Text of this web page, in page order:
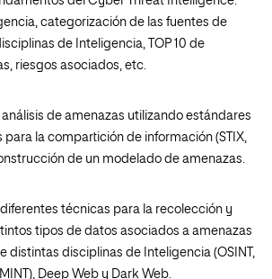
categorización de las fuentes de
de Inteligencia, TOP 10 de
riesgos asociados, etc.
análisis de amenazas utilizando estándares
para la compartición de información (STIX,
de un modelado de amenazas.
técnicas para la recolección y
tipos de datos asociados a amenazas
distintas disciplinas de Inteligencia (OSINT,
Deep Web y Dark Web.